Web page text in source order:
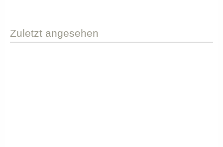
Zuletzt angesehen